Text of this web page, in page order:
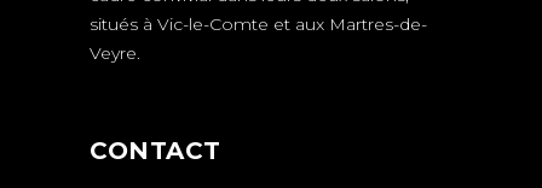
situés à Vic-le-Comte et aux Martres-de-
Veyre.
CONTACT